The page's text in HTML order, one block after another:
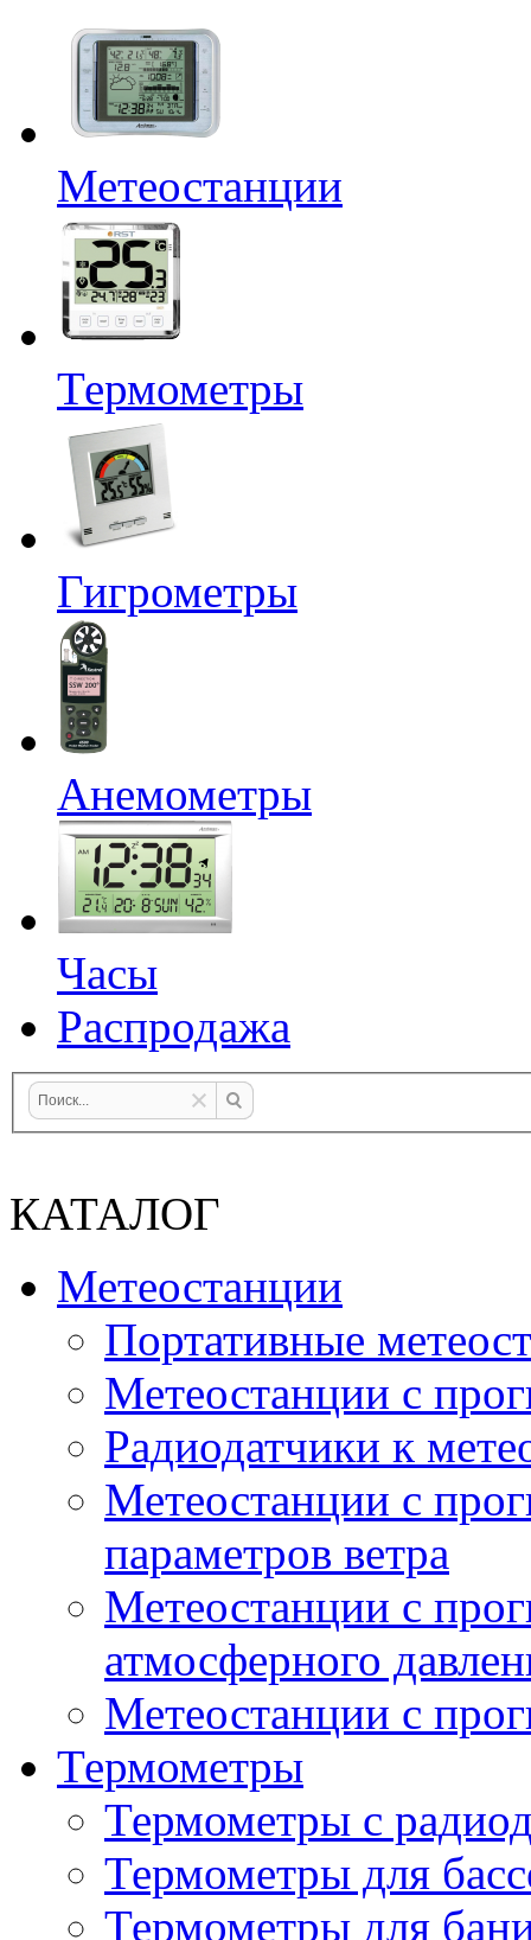
Метеостанции
Термометры
Гигрометры
Анемометры
Часы
Распродажа
КАТАЛОГ
Метеостанции
Портативные
Метеостанции с
Радиодатчики к
Метеостанции с
параметров ветра
Метеостанции с
атмосферного
Метеостанции с
Термометры
Термометры с
Термометры для
Термометры для